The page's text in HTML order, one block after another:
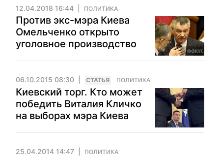
12.04.2018 16:44 ПОЛИТИКА
Против экс-мэра Киева
Омельченко открыто
уголовное производство
06.10.2015 08:30 CТАТЬЯ ПОЛИТИКА
Киевский торг. Кто может
победить Виталия Кличко
на выборах мэра Киева
25.04.2014 14:47 ПОЛИТИКА